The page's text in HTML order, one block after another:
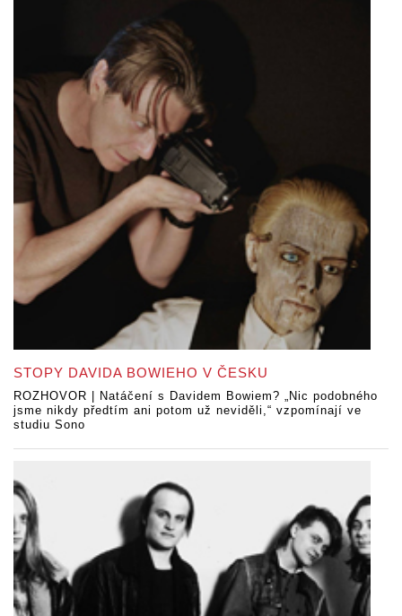
STOPY DAVIDA BOWIEHO V ČESKU
ROZHOVOR | Natáčení s Davidem Bowiem? „Nic podobného
jsme nikdy předtím ani potom už neviděli,“ vzpomínají ve
studiu Sono